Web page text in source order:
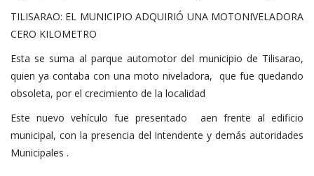
TILISARAO: EL MUNICIPIO ADQUIRIÓ UNA MOTONIVELADORA
CERO KILOMETRO
Esta se suma al parque automotor del municipio de Tilisarao,
quien ya contaba con una moto niveladora, que fue quedando
obsoleta, por el crecimiento de la localidad
Este nuevo vehículo fue presentado aen frente al edificio
municipal, con la presencia del Intendente y demás autoridades
Municipales .